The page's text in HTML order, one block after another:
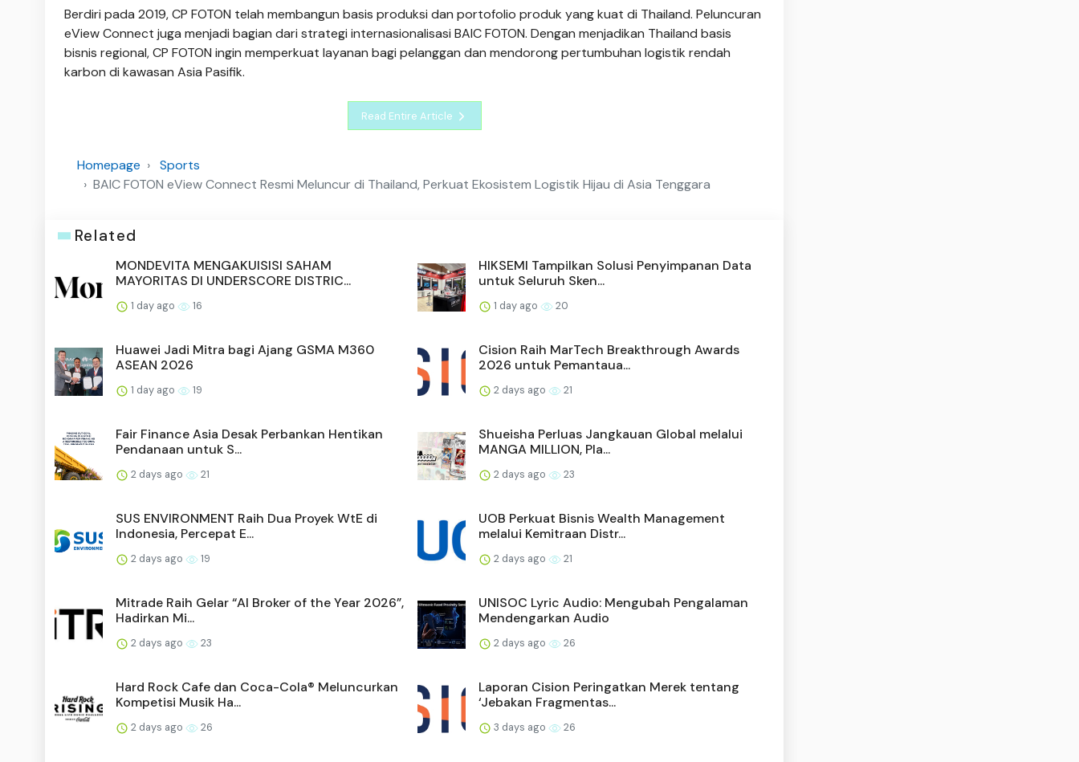
Berdiri pada 2019, CP FOTON telah membangun basis produksi dan portofolio produk yang kuat di Thailand. Peluncuran
eView Connect juga menjadi bagian dari strategi internasionalisasi BAIC FOTON. Dengan menjadikan Thailand basis
bisnis regional, CP FOTON ingin memperkuat layanan bagi pelanggan dan mendorong pertumbuhan logistik rendah
karbon di kawasan Asia Pasifik.
Read Entire Article
Homepage
Sports
BAIC FOTON eView Connect Resmi Meluncur di Thailand, Perkuat Ekosistem Logistik Hijau di Asia Tenggara
Related
MONDEVITA MENGAKUISISI SAHAM
MAYORITAS DI UNDERSCORE DISTRIC...
1 day ago 16
HIKSEMI Tampilkan Solusi Penyimpanan Data
untuk Seluruh Sken...
1 day ago 20
Huawei Jadi Mitra bagi Ajang GSMA M360
ASEAN 2026
1 day ago 19
Cision Raih MarTech Breakthrough Awards
2026 untuk Pemantaua...
2 days ago 21
Fair Finance Asia Desak Perbankan Hentikan
Pendanaan untuk S...
2 days ago 21
Shueisha Perluas Jangkauan Global melalui
MANGA MILLION, Pla...
2 days ago 23
SUS ENVIRONMENT Raih Dua Proyek WtE di
Indonesia, Percepat E...
2 days ago 19
UOB Perkuat Bisnis Wealth Management
melalui Kemitraan Distr...
2 days ago 21
Mitrade Raih Gelar “AI Broker of the Year 2026”,
Hadirkan Mi...
2 days ago 23
UNISOC Lyric Audio: Mengubah Pengalaman
Mendengarkan Audio
2 days ago 26
Hard Rock Cafe dan Coca-Cola® Meluncurkan
Kompetisi Musik Ha...
2 days ago 26
Laporan Cision Peringatkan Merek tentang
‘Jebakan Fragmentas...
3 days ago 26